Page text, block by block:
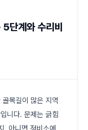
단계와 수리비
목길이 많은 지역
니다. 문제는 긁힘